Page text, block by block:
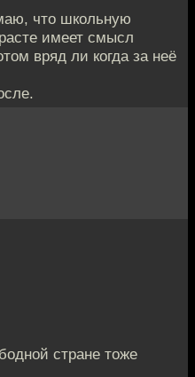
что школьную
имеет смысл
вряд ли когда за неё
стране тоже